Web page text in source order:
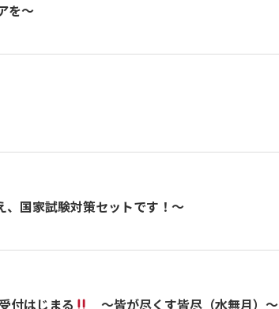
を～
国家試験対策セットです！～
付はじまる ～皆が尽くす皆尽（水無月）～